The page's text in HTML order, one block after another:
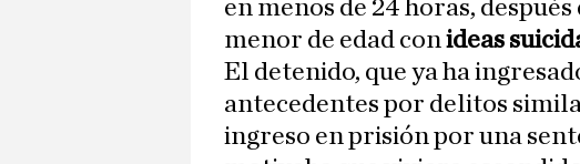
en menos de 24 horas,
menor de edad conideas
El detenido, que ya ha
antecedentes por delitos
ingreso en prisión por una